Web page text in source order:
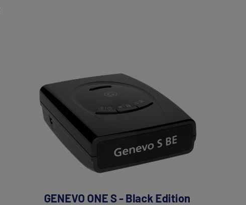
GENEVO ONE S - Black Edition